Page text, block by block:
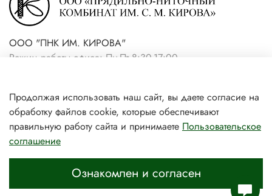
ООО "ПНК ИМ. КИРОВА"
Режим работы офиса: Пн-Пт 8:30-17:00
магазин)
+7(931) 239-81-06 (розничный
магазин)
Продолжая использовать наш сайт, вы даете согласие на
обработку файлов cookie, которые обеспечивают
правильную работу сайта и принимаете Пользовательское
соглашение
Ознакомлен и согласен